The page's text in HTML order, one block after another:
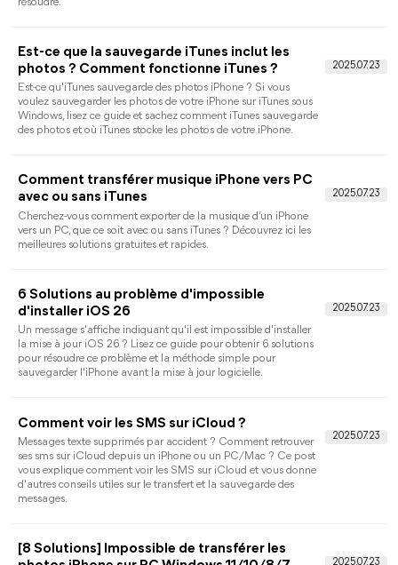
pour Windows PC/Mac
protéger vos données importantes ? Que ce soit pour
sauvegarder vos contacts, messages, photos ou vidéos,
découvrez ici les 4 meilleurs logiciels de sauvegarde iPhone
gratuits et efficaces pour Windows et Mac.
Windows 10 vers iPhone
Vous voulez transférer musique Windows vers iPhone pour
écouter de la musique à tout moment et à tout lieu ? Ce guide
vous présente quatre façons gratuites pour transférer musique
Meilleur logiciel de transfert iPhone vers PC
gratuit en 2026
Lorsque vous manquez d'espace de stockage sur votre iPhone,
pour obtenir le meilleur logiciel de transfert iPhone vers PC
gratuit.
[6 façons] Comment télécharger des photos
Vous voulez télécharger des photos d'un iPhone vers un PC